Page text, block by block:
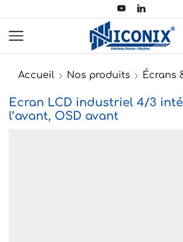
Accueil Nos produits Écrans
Ecran LCD industriel 4/3
l’avant, OSD avant